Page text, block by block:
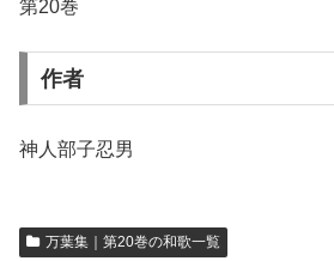
第20巻
作者
神人部子忍男
万葉集｜第20巻の和歌一覧